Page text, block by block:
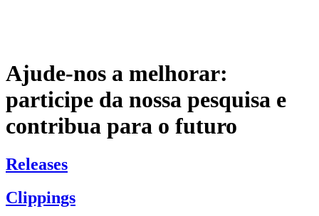
Ajude-nos a melhorar:
participe da nossa pesquisa e
contribua para o futuro
Releases
Clippings